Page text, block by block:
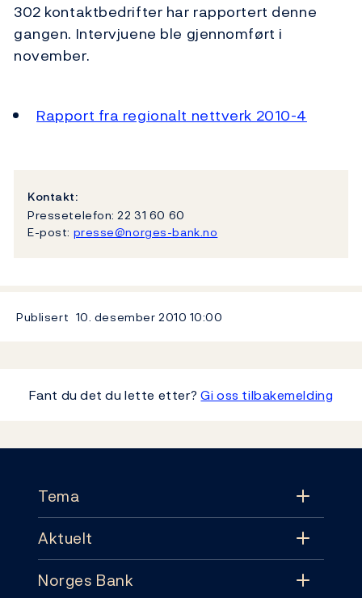
302 kontaktbedrifter har rapportert denne
gangen. Intervjuene ble gjennomført i
november.
Rapport fra regionalt nettverk 2010-4
Kontakt:
Pressetelefon: 22 31 60 60
E-post: presse@norges-bank.no
Publisert 10. desember 2010 10:00
Fant du det du lette etter?Gi oss tilbakemelding
Tema
Tema
Pengepolitikk
Aktuelt
Aktuelt
Norges Bank